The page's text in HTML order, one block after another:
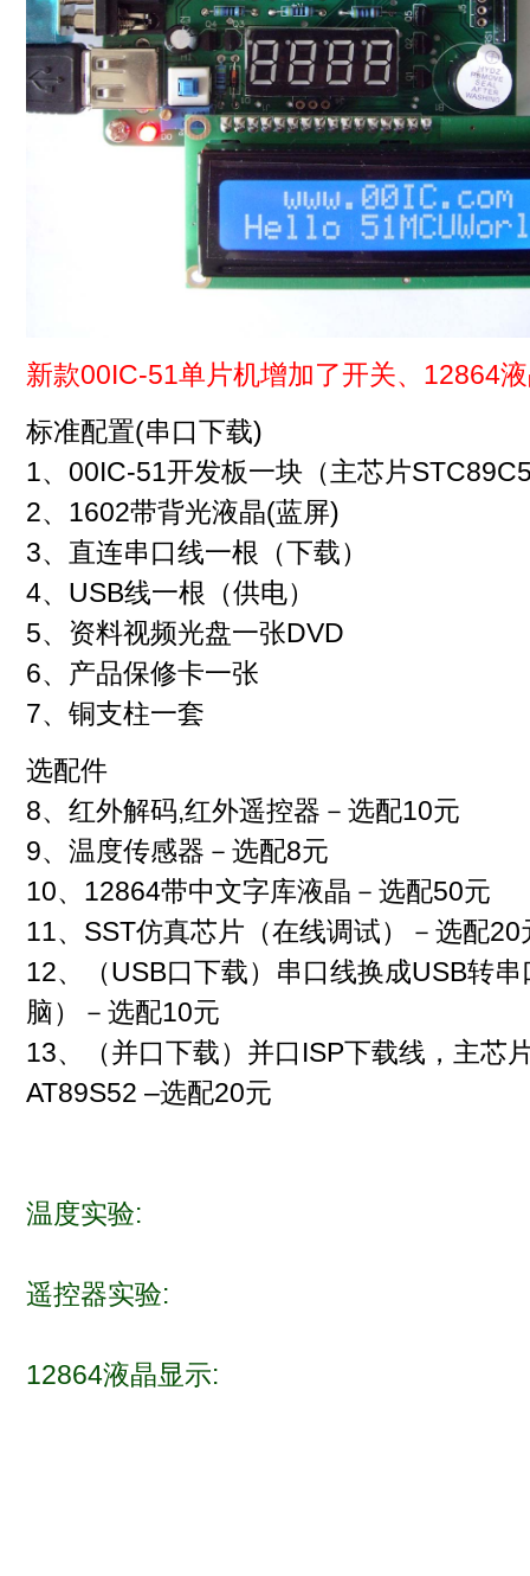
新款00IC-51单片机增加了开关、12864
标准配置(串口下载)
1、00IC-51开发板一块（主芯片
2、1602带背光液晶(蓝屏)
3、直连串口线一根（下载）
4、USB线一根（供电）
5、资料视频光盘一张DVD
6、产品保修卡一张
7、铜支柱一套
选配件
8、红外解码,红外遥控器－选配10元
9、温度传感器－选配8元
10、12864带中文字库液晶－选配50元
11、SST仿真芯片（在线调试）－选配20
12、（USB口下载）串口线换成USB转
脑）－选配10元
13、（并口下载）并口ISP下载线，主芯
AT89S52 –选配20元
温度实验:
遥控器实验:
12864液晶显示: